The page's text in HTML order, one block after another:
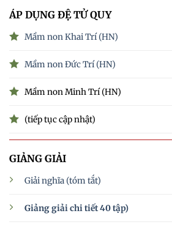
ÁP DỤNG ĐỆ TỬ QUY
Mầm non Khai Trí (HN)
Mầm non Đức Trí (HN)
Mầm non Minh Trí (HN)
(tiếp tục cập nhật)
GIẢNG GIẢI
Giải nghĩa (tóm tắt)
Giảng giải chi tiết 40 tập)